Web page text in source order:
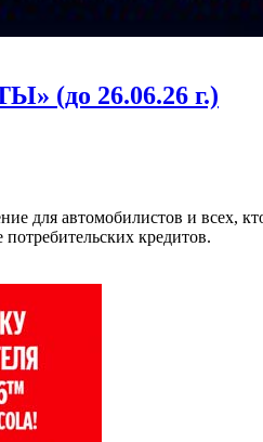
(до 26.06.26 г.)
для автомобилистов и всех,
кредитов.